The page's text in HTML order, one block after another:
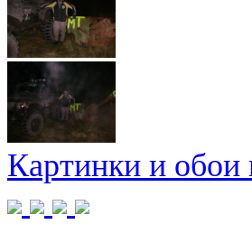
Картинки и обои